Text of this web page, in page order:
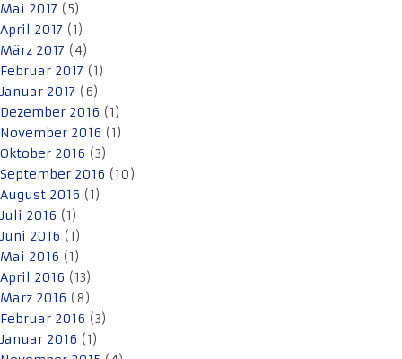
Mai 2017 (5)
April 2017 (1)
März 2017 (4)
Februar 2017 (1)
Januar 2017 (6)
Dezember 2016 (1)
November 2016 (1)
Oktober 2016 (3)
September 2016 (10)
August 2016 (1)
Juli 2016 (1)
Juni 2016 (1)
Mai 2016 (1)
April 2016 (13)
März 2016 (8)
Februar 2016 (3)
Januar 2016 (1)